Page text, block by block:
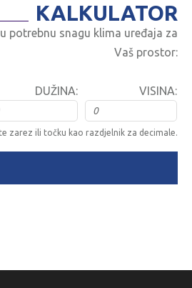
KALKULATOR
potrebnu snagu klima uređaja za
Vaš prostor:
DUŽINA: VISINA:
zarez ili točku kao razdjelnik za decimale.